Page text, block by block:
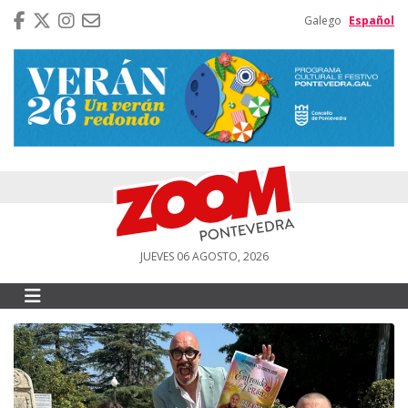
Galego Español
JUEVES 06 AGOSTO, 2026